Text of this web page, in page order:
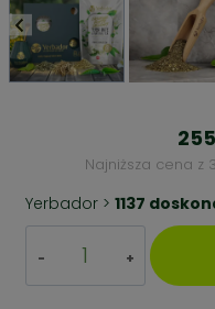
Najniższa cena z
Yerbador > 1137
ZESTAW
PREZENTOWY